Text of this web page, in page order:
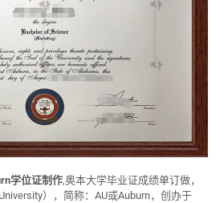
学位证制作,奥本大学毕业证成绩单订做，
），简称：AU或Auburn，创办于